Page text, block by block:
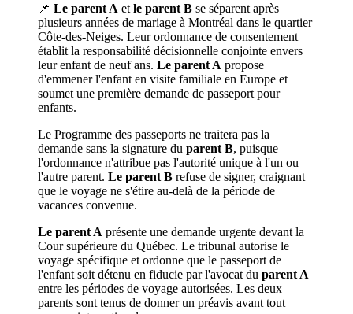
📌 Le parent A et le parent B se séparent après
plusieurs années de mariage à Montréal dans le quartier
Côte-des-Neiges. Leur ordonnance de consentement
établit la responsabilité décisionnelle conjointe envers
leur enfant de neuf ans. Le parent A propose
d'emmener l'enfant en visite familiale en Europe et
soumet une première demande de passeport pour
enfants.
Le Programme des passeports ne traitera pas la
demande sans la signature du parent B, puisque
l'ordonnance n'attribue pas l'autorité unique à l'un ou
l'autre parent. Le parent B refuse de signer, craignant
que le voyage ne s'étire au-delà de la période de
vacances convenue.
Le parent A présente une demande urgente devant la
Cour supérieure du Québec. Le tribunal autorise le
voyage spécifique et ordonne que le passeport de
l'enfant soit détenu en fiducie par l'avocat du parent A
entre les périodes de voyage autorisées. Les deux
parents sont tenus de donner un préavis avant tout